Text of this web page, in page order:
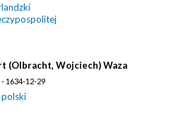
(Olbracht, Wojciech) Waza
1634-12-29